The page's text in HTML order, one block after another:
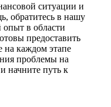
ситуации и
обратитесь в нашу
в области
предоставить
на каждом этапе
проблемы на
начните путь к